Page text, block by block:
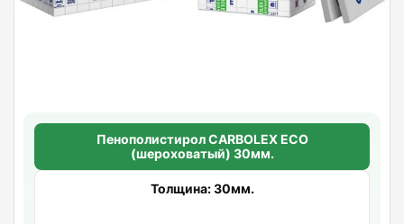
Пенополистирол CARBOLEX ECO
(шероховатый) 30мм.
Толщина: 30мм.